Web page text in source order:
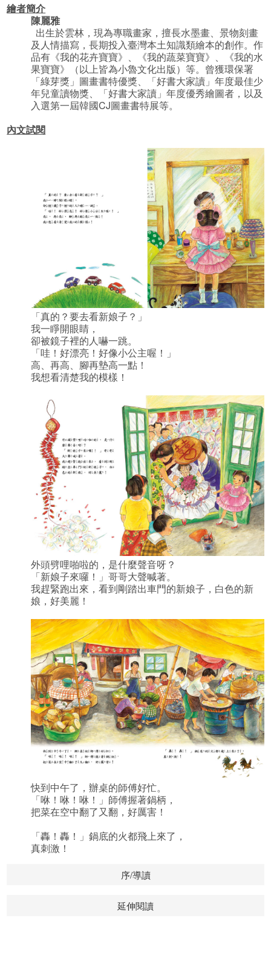
繪者簡介
陳麗雅
出生於雲林，現為專職畫家，擅長水墨畫、景物刻畫
及人情描寫，長期投入臺灣本土知識類繪本的創作。作
品有《我的花卉寶寶》、《我的蔬菜寶寶》、《我的水
果寶寶》（以上皆為小魯文化出版）等。曾獲環保署
「綠芽獎」圖畫書特優獎、「好書大家讀」年度最佳少
年兒童讀物獎、「好書大家讀」年度優秀繪圖者，以及
入選第一屆韓國CJ圖畫書特展等。
內文試閱
「真的？要去看新娘子？」
我一睜開眼睛，
卻被鏡子裡的人嚇一跳。
「哇！好漂亮！好像小公主喔！」
高、再高、腳再墊高一點！
我想看清楚我的模樣！
外頭劈哩啪啦的，是什麼聲音呀？
「新娘子來囉！」哥哥大聲喊著。
我趕緊跑出來，看到剛踏出車門的新娘子，白色的新
娘，好美麗！
快到中午了，辦桌的師傅好忙。
「咻！咻！咻！」師傅握著鍋柄，
把菜在空中翻了又翻，好厲害！
「轟！轟！」鍋底的火都飛上來了，
真刺激！
序/導讀
延伸閱讀